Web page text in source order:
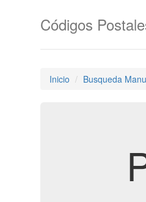
Códigos
Inicio Busqueda